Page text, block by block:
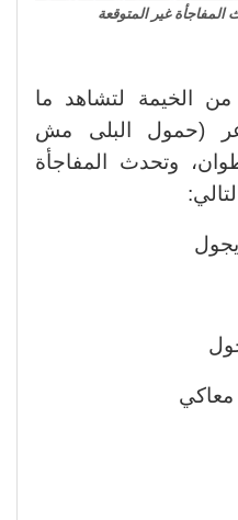
غير المتوقعة
الخيمة لتشاهد ما
(حمول البلى مش
وتحدث المفاجأة
معاكي